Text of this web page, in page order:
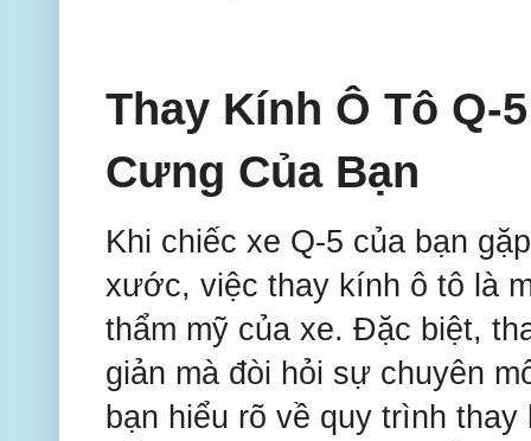
Thay Kính Ô Tô Q-
Cưng Của Bạn
Khi chiếc xe Q-5 của bạn
xước, việc thay kính ô tô là
thẩm mỹ của xe. Đặc biệt,
giản mà đòi hỏi sự chuyên
bạn hiểu rõ về quy trình